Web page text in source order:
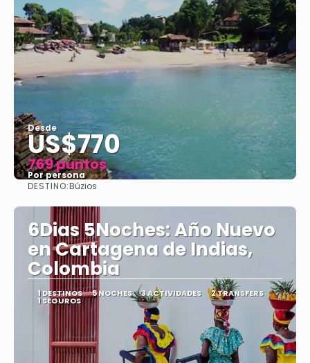
Desde
US$770
769 puntos
Por persona
DESTINO:Búzios
6Dias 5Noches: Año Nuevo
en Cartagena de Indias,
Colombia
1 DESTINOS 5 NOCHES 3 ACTIVIDADES 2 TRANSFERS
1 SEGUROS